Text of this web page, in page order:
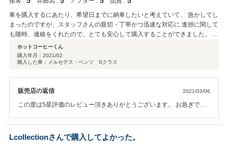
車を購入するにあたり、希望日までに納車したいと考えていて、 急かしてし
まったのですが、スタッフさんの親切・丁寧かつ迅速な対応に 進捗に関して
も随時、連絡をくれたので、とても安心して購入することができました。 本
当にありがとうございました。次、車を購入する際は、またここで買いたい
と思います！
ホットコーヒーくん
購入年月： 2021/02
購入した車：メルセデス・ベンツ Sクラス
販売店の返信 2021/03/06
この度は5星評価のレビュー頂きありがとうございます。 お急ぎでお
て頂きました。 お客様にもご協力頂き無事に納車できる事ができまし
た。 ありがとうございます。 ぜひまたお車で何かお困りの際は弊社ま
でお声がけいただければ幸いです。 この度は弊社車両のご購入誠にあ
Lcollectionさんで購入してよかった。